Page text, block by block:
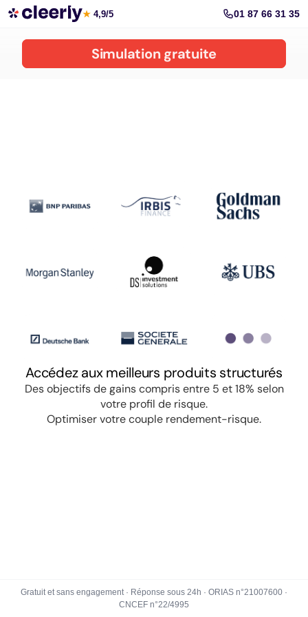
Souscrire aux meilleurs produits structurés en ligne
★ 4,9/5 01 87 66 31 35
Gratuit et sans engagement · Réponse sous 24h · ORIAS n°21007600 ·
CNCEF n°22/4995